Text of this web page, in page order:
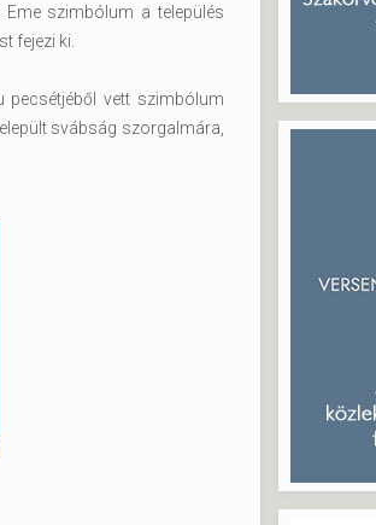
szimbólum a település
fejezi ki.
vett szimbólum
svábság szorgalmára,